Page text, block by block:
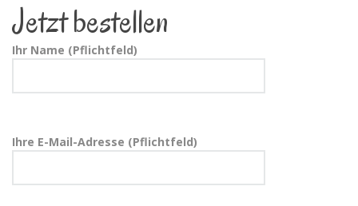
Jetzt bestellen
Ihr Name (Pflichtfeld)
Ihre E-Mail-Adresse (Pflichtfeld)